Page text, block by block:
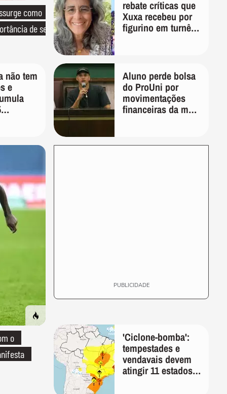
como
de ser
o
rebate críticas que
Xuxa recebeu por
figurino em turnê:
não tem
e
Aluno perde bolsa
do ProUni por
movimentações
financeiras da mãe
PUBLICIDADE
'Ciclone-bomba':
tempestades e
vendavais devem
atingir 11 estados